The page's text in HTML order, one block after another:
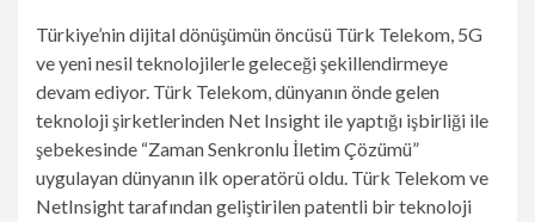
Türkiye’nin dijital dönüşümün öncüsü Türk Telekom, 5G
ve yeni nesil teknolojilerle geleceği şekillendirmeye
devam ediyor. Türk Telekom, dünyanın önde gelen
teknoloji şirketlerinden Net Insight ile yaptığı işbirliği ile
şebekesinde “Zaman Senkronlu İletim Çözümü”
uygulayan dünyanın ilk operatörü oldu. Türk Telekom ve
NetInsight tarafından geliştirilen patentli bir teknoloji